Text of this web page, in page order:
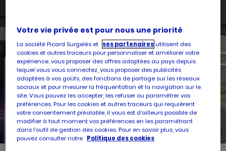
Services
RECHERCHERUN
POINT
DE
VENTE
PICARD
Votre vie privée est pour nous une priorité
La société Picard Surgelés et ses partenairesutilisent des
cookies et autres traceurs pour personnaliser et améliorer votre
expérience, vous proposer des offres adaptées au pays depuis
lequel vous vous connectez, vous proposer des publicités
adaptées à vos goûts, des fonctions de partage sur les réseaux
sociaux et pour mesurer la fréquentation et la navigation sur le
site. Vous pouvez les accepter, les refuser ou paramétrer vos
préférences. Pour les cookies et autres traceurs qui requièrent
votre consentement préalable, il vous est d’ailleurs possible de
modifier à tout moment vos préférences en les paramétrant
dans l’outil de gestion des cookies. Pour en savoir plus, vous
pouvez consulter notre Politique des cookies